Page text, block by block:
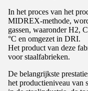
In het proces van het
MIDREX-methode,
gassen, waaronder H2,
°C en omgezet in DRI.
Het product van deze
voor staalfabrieken.
De belangrijkste
het productieniveau van